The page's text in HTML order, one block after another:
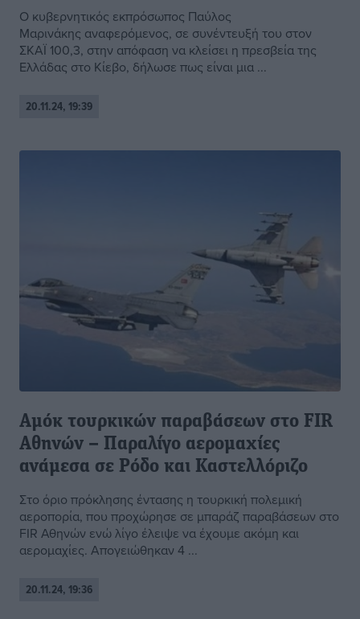
Ο κυβερνητικός εκπρόσωπος Παύλος
Μαρινάκης αναφερόμενος, σε συνέντευξή του στον
ΣΚΑΪ 100,3, στην απόφαση να κλείσει η πρεσβεία της
Ελλάδας στο Κίεβο, δήλωσε πως είναι μια ...
20.11.24, 19:39
Αμόκ τουρκικών παραβάσεων στο FIR
Αθηνών – Παραλίγο αερομαχίες
ανάμεσα σε Ρόδο και Καστελλόριζο
Στο όριο πρόκλησης έντασης η τουρκική πολεμική
αεροπορία, που προχώρησε σε μπαράζ παραβάσεων στο
FIR Αθηνών ενώ λίγο έλειψε να έχουμε ακόμη και
αερομαχίες. Απογειώθηκαν 4 ...
20.11.24, 19:36